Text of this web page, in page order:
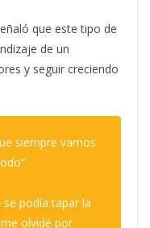
que este tipo de
de un
y seguir creciendo
siempre vamos
se podía tapar la
olvidé por